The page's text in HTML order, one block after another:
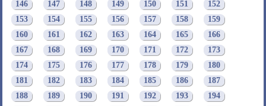
146
147 148 149 150 151
152
153
154 155 156 157 158
159
160
161 162 163 164 165
166
167
168 169 170 171 172
173
174
175 176 177 178 179
180
181
182 183 184 185 186
187
188
189 190 191 192 193
194